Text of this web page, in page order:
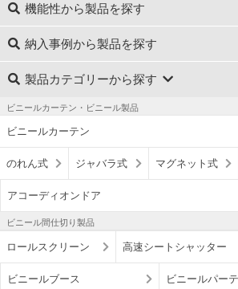
機能性から製品を探す
納入事例から製品を探す
製品カテゴリーから探す
ビニールカーテン・ビニール製品
ビニールカーテン
のれん式 ジャバラ式 マグネット式
アコーディオンドア
ビニール間仕切り製品
ロールスクリーン 高速シートシャッター
ビニールブース ビニールパー